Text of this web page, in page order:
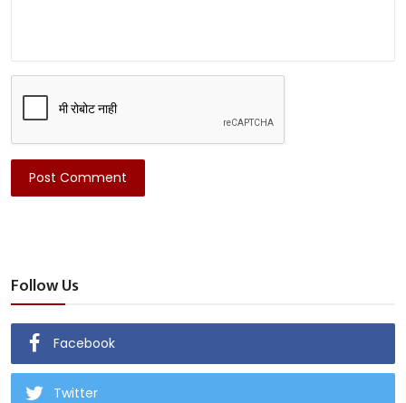
Post Comment
Follow Us
Facebook
Twitter